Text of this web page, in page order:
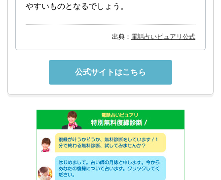
やすいものとなるでしょう。
出典： 電話占いピュアリ公式
公式サイトはこちら